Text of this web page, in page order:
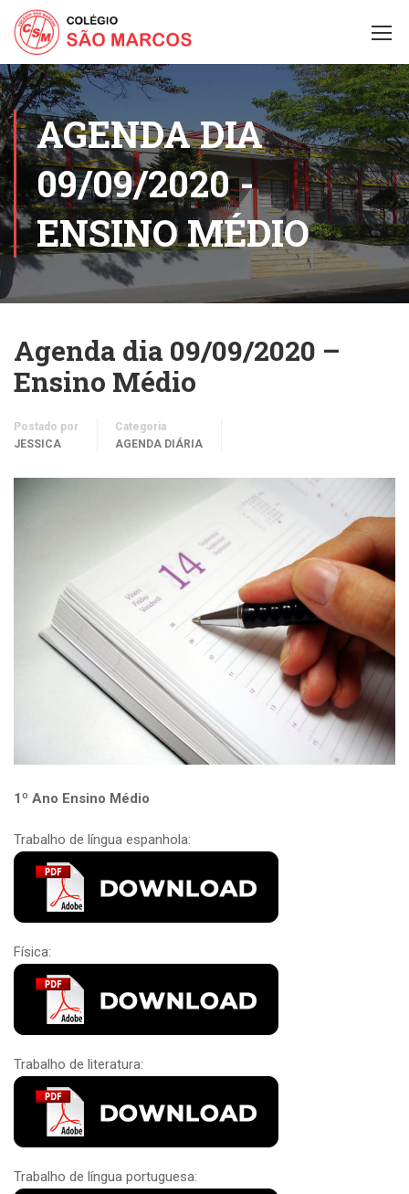
AGENDA DIA
09/09/2020 -
ENSINO MÉDIO
Agenda dia 09/09/2020 –
Ensino Médio
Postado por
JESSICA
Categoria
AGENDA DIÁRIA
1º Ano Ensino Médio
Trabalho de língua espanhola:
Física:
Trabalho de literatura:
Trabalho de língua portuguesa: